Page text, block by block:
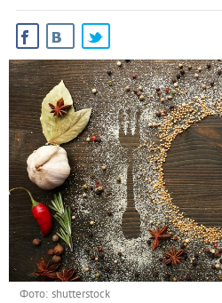
Фото: shutterstock